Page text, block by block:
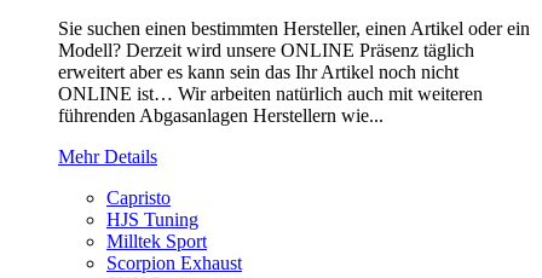
Sie suchen einen bestimmten Hersteller, einen Artikel oder ein
Modell? Derzeit wird unsere ONLINE Präsenz täglich
erweitert aber es kann sein das Ihr Artikel noch nicht
ONLINE ist… Wir arbeiten natürlich auch mit weiteren
führenden Abgasanlagen Herstellern wie...
Mehr Details
Capristo
HJS Tuning
Milltek Sport
Scorpion Exhaust